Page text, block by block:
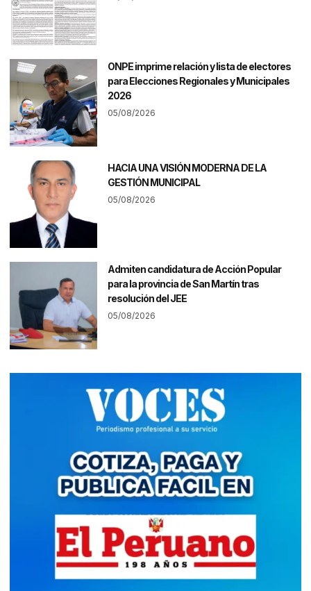
ONPE imprime relación y lista de electores
para Elecciones Regionales y Municipales
2026
05/08/2026
HACIA UNA VISIÓN MODERNA DE LA
GESTIÓN MUNICIPAL
05/08/2026
Admiten candidatura de Acción Popular
para la provincia de San Martín tras
resolución del JEE
05/08/2026